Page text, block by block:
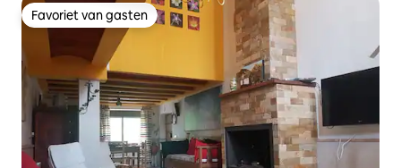
Favoriet van gasten
Favoriet van gasten